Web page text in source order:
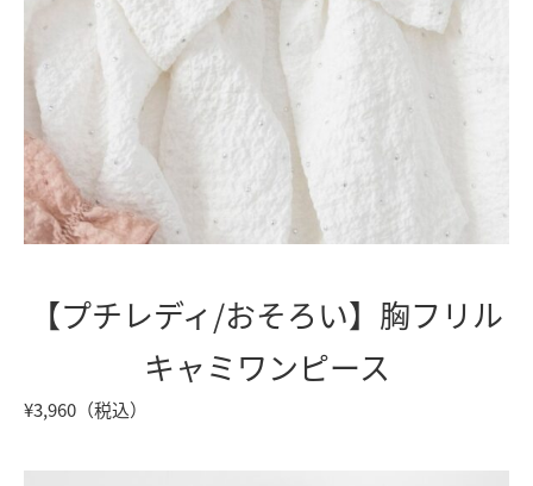
【プチレディ/おそろい】胸フリル
キャミワンピース
¥3,960（税込）